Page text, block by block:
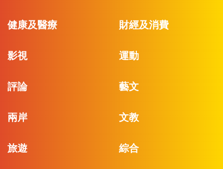
健康及醫療 財經及消費
影視 運動
評論 藝文
兩岸 文教
旅遊 綜合